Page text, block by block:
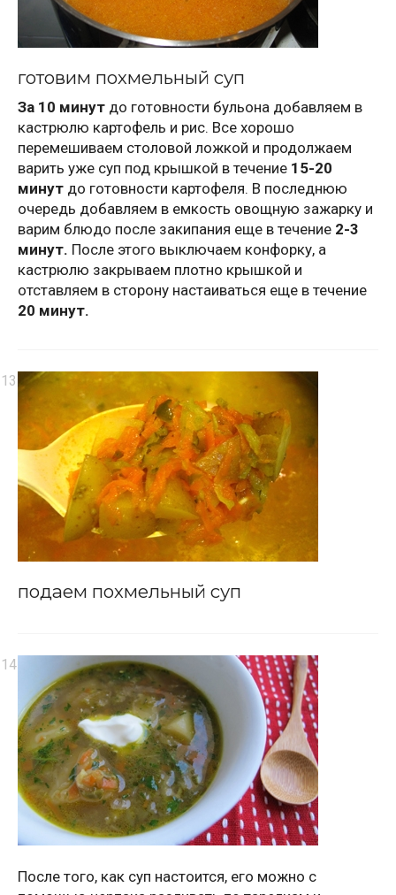
готовим похмельный суп
За 10 минут до готовности бульона добавляем в
кастрюлю картофель и рис. Все хорошо
перемешиваем столовой ложкой и продолжаем
варить уже суп под крышкой в течение 15-20
минут до готовности картофеля. В последнюю
очередь добавляем в емкость овощную зажарку и
варим блюдо после закипания еще в течение 2-3
минут. После этого выключаем конфорку, а
кастрюлю закрываем плотно крышкой и
отставляем в сторону настаиваться еще в течение
20 минут.
подаем похмельный суп
После того, как суп настоится, его можно с